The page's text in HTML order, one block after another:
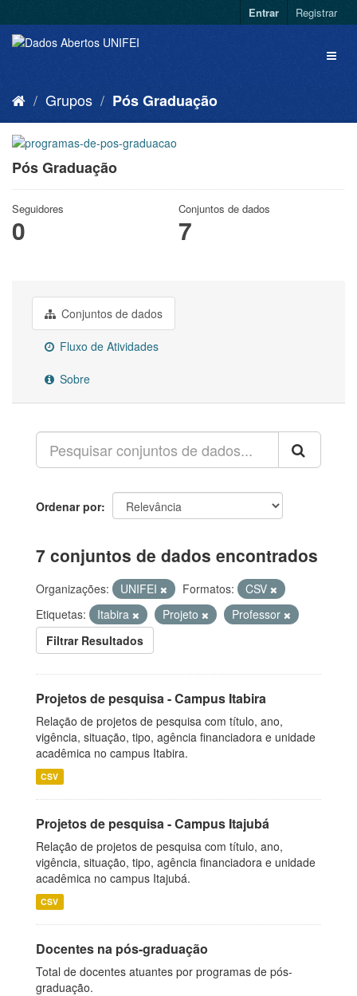
Entrar Registrar
Grupos Pós Graduação
Pós Graduação
Seguidores
0
Conjuntos de dados
7
Conjuntos de dados
Fluxo de Atividades
Sobre
Ordenar por
7 conjuntos de dados encontrados
Organizações: UNIFEI Formatos:
CSV
Etiquetas:
Itabira Projeto
Professor
Filtrar Resultados
Projetos de pesquisa - Campus Itabira
Relação de projetos de pesquisa com título, ano,
vigência, situação, tipo, agência financiadora e unidade
acadêmica no campus Itabira.
CSV
Projetos de pesquisa - Campus Itajubá
Relação de projetos de pesquisa com título, ano,
vigência, situação, tipo, agência financiadora e unidade
acadêmica no campus Itajubá.
CSV
Docentes na pós-graduação
Total de docentes atuantes por programas de pós-
graduação.